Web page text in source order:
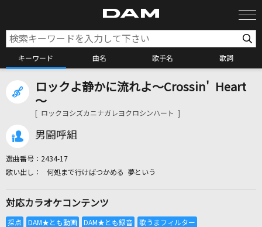
キーワード 曲名 歌手名 歌詞
カラオケ検索
カラオケリクエスト
ロックよ静かに流れよ～Crossin' Heart
～
[ ロックヨシズカニナガレヨクロシンハート ]
男闘呼組
選曲番号： 2434-17
何処まで行けばつかめる 夢という
対応カラオケコンテンツ